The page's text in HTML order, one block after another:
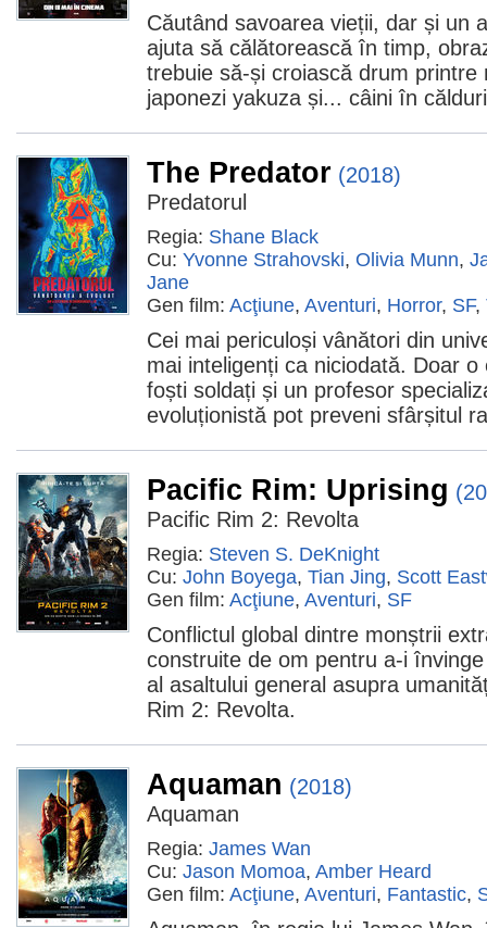
Căutând savoarea vieții, dar și un
ajuta să călătorească în timp,
trebuie să-și croiască drum printre
japonezi yakuza și... câini în
The Predator (2018)
Predatorul
Regia: Shane Black
Cu: Yvonne Strahovski, Olivia Munn,
Jane
Gen film: Acţiune, Aventuri, Horror, SF,
Cei mai periculoși vânători din
mai inteligenți ca niciodată. Doar
foști soldați și un profesor
evoluționistă pot preveni sfârșitul
Pacific Rim: Uprising
Pacific Rim 2: Revolta
Regia: Steven S. DeKnight
Cu: John Boyega, Tian Jing, Scott
Gen film: Acţiune, Aventuri, SF
Conflictul global dintre monștrii
construite de om pentru a-i
al asaltului general asupra
Rim 2: Revolta.
Aquaman (2018)
Aquaman
Regia: James Wan
Cu: Jason Momoa, Amber Heard
Gen film: Acţiune, Aventuri, Fantastic,